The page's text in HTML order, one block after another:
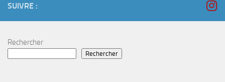
SUIVRE :
Rechercher
Rechercher